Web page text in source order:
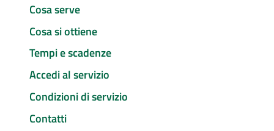
Cosa serve
Cosa si ottiene
Tempi e scadenze
Accedi al servizio
Condizioni di servizio
Contatti